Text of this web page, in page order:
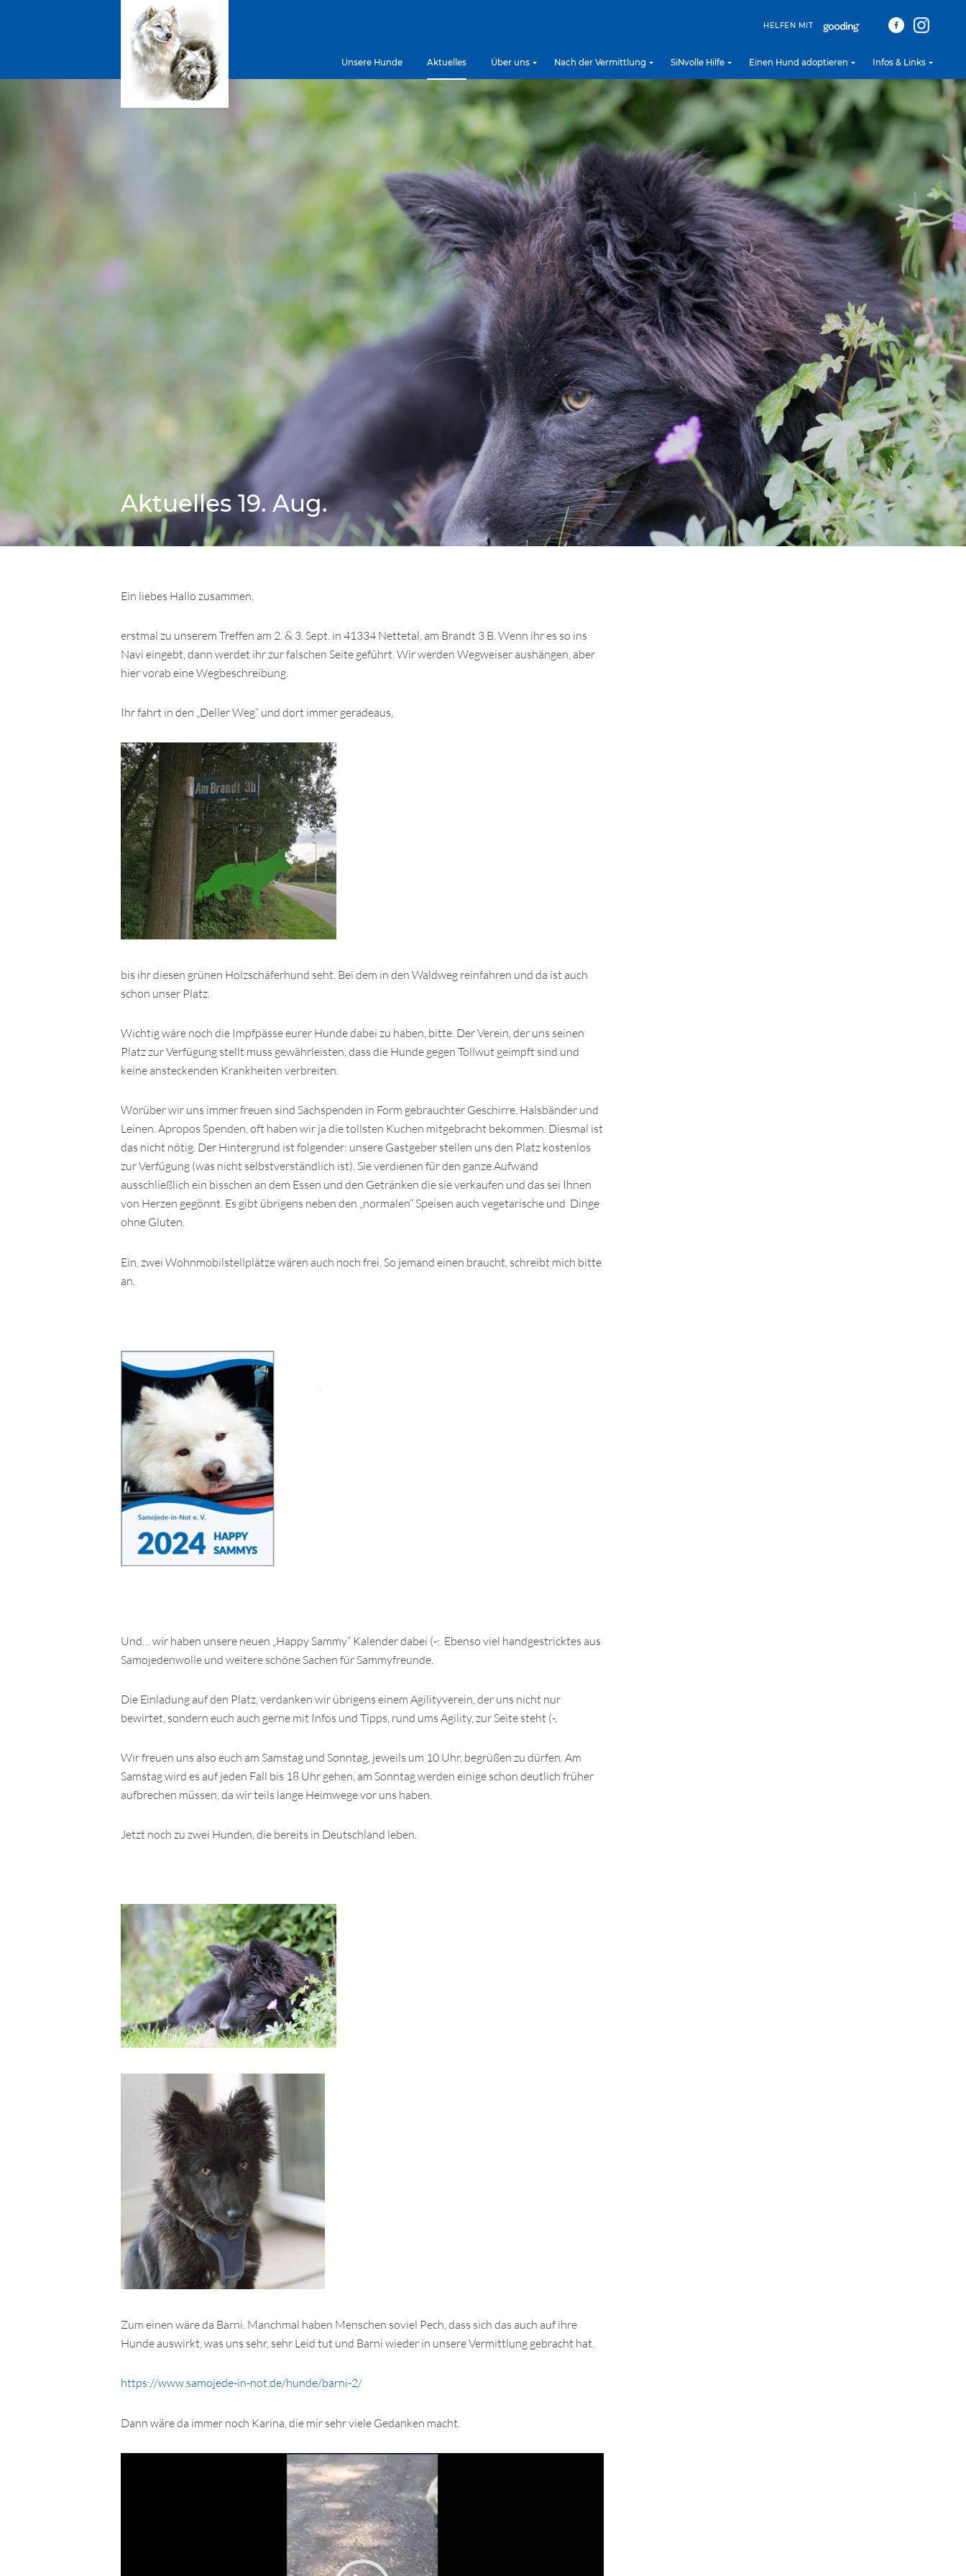
HELFEN MIT
Unsere Hunde Aktuelles Über uns Nach der Vermittlung SiNvolle Hilfe Einen Hund adoptieren Infos & Links
Aktuelles 19. Aug.
Ein liebes Hallo zusammen,
erstmal zu unserem Treffen am 2. & 3. Sept. in 41334 Nettetal, am Brandt 3 B. Wenn ihr es so ins
Navi eingebt, dann werdet ihr zur falschen Seite geführt. Wir werden Wegweiser aushängen, aber
hier vorab eine Wegbeschreibung.
Ihr fahrt in den „Deller Weg“ und dort immer geradeaus,
bis ihr diesen grünen Holzschäferhund seht. Bei dem in den Waldweg reinfahren und da ist auch
schon unser Platz.
Wichtig wäre noch die Impfpässe eurer Hunde dabei zu haben, bitte. Der Verein, der uns seinen
Platz zur Verfügung stellt muss gewährleisten, dass die Hunde gegen Tollwut geimpft sind und
keine ansteckenden Krankheiten verbreiten.
Worüber wir uns immer freuen sind Sachspenden in Form gebrauchter Geschirre, Halsbänder und
Leinen. Apropos Spenden, oft haben wir ja die tollsten Kuchen mitgebracht bekommen. Diesmal ist
das nicht nötig. Der Hintergrund ist folgender: unsere Gastgeber stellen uns den Platz kostenlos
zur Verfügung (was nicht selbstverständlich ist). Sie verdienen für den ganze Aufwand
ausschließlich ein bisschen an dem Essen und den Getränken die sie verkaufen und das sei Ihnen
von Herzen gegönnt. Es gibt übrigens neben den „normalen“ Speisen auch vegetarische und Dinge
ohne Gluten.
Ein, zwei Wohnmobilstellplätze wären auch noch frei. So jemand einen braucht, schreibt mich bitte
an.
Und… wir haben unsere neuen „Happy Sammy“ Kalender dabei (-: Ebenso viel handgestricktes aus
Samojedenwolle und weitere schöne Sachen für Sammyfreunde.
Die Einladung auf den Platz, verdanken wir übrigens einem Agilityverein, der uns nicht nur
bewirtet, sondern euch auch gerne mit Infos und Tipps, rund ums Agility, zur Seite steht (-.
Wir freuen uns also euch am Samstag und Sonntag, jeweils um 10 Uhr, begrüßen zu dürfen. Am
Samstag wird es auf jeden Fall bis 18 Uhr gehen, am Sonntag werden einige schon deutlich früher
aufbrechen müssen, da wir teils lange Heimwege vor uns haben.
Jetzt noch zu zwei Hunden, die bereits in Deutschland leben.
Zum einen wäre da Barni. Manchmal haben Menschen soviel Pech, dass sich das auch auf ihre
Hunde auswirkt, was uns sehr, sehr Leid tut und Barni wieder in unsere Vermittlung gebracht hat.
https://www.samojede-in-not.de/hunde/barni-2/
Dann wäre da immer noch Karina, die mir sehr viele Gedanken macht.